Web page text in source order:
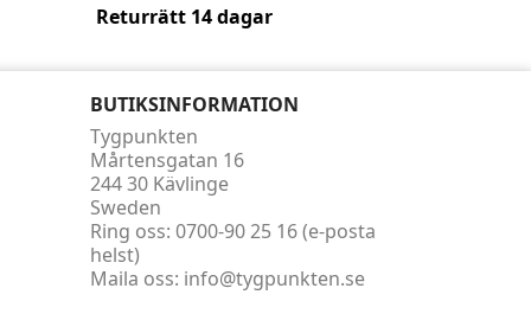
Returrätt 14 dagar
BUTIKSINFORMATION
Tygpunkten
Mårtensgatan 16
244 30 Kävlinge
Sweden
Ring oss: 0700-90 25 16 (e-posta
helst)
Maila oss: info@tygpunkten.se